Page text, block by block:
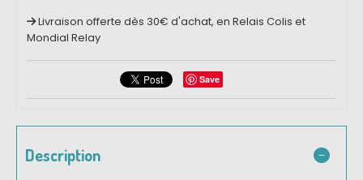
Livraison offerte dès 30€ d'achat, en Relais Colis et
Mondial Relay
Save
Description